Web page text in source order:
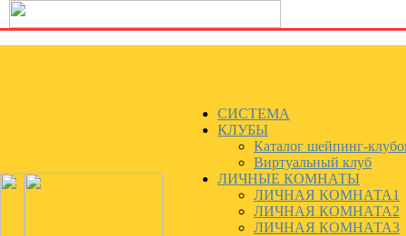
СИСТЕМА
КЛУБЫ
Каталог шейпинг-
Виртуальный клуб
ЛИЧНЫЕ КОМНАТЫ
ЛИЧНАЯ КОМНАТА1
ЛИЧНАЯ КОМНАТА2
ЛИЧНАЯ КОМНАТА3